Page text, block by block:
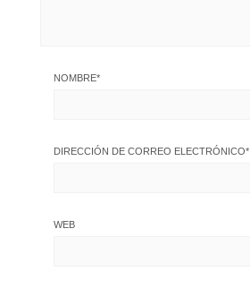
NOMBRE*
DIRECCIÓN DE CORREO ELECTRÓNICO*
WEB